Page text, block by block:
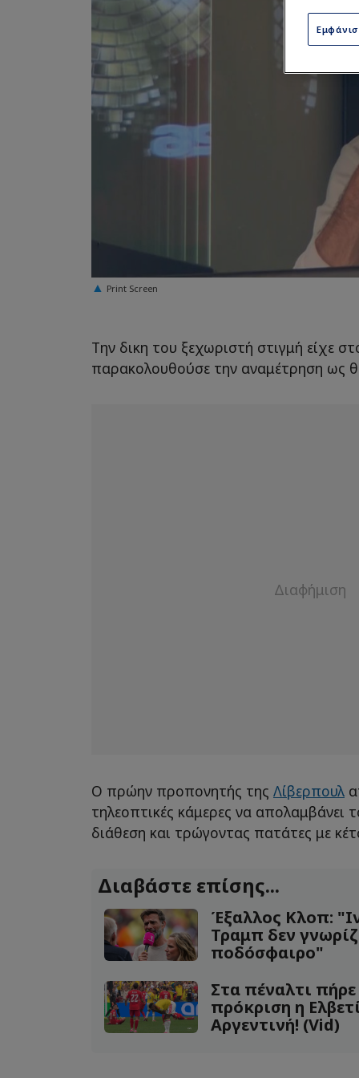
Print Screen
Την δικη του ξεχωριστή στιγμή είχε
παρακολουθούσε την αναμέτρηση ως
Ο πρώην προπονητής της Λίβερπουλ
τηλεοπτικές κάμερες να απολαμβάνει
διάθεση και τρώγοντας πατάτες με
Διαβάστε επίσης...
Έξαλλος Κλοπ:
Τραμπ δεν
ποδόσφαιρο"
Στα πέναλτι
πρόκριση η
Αργεντινή! (Vid)